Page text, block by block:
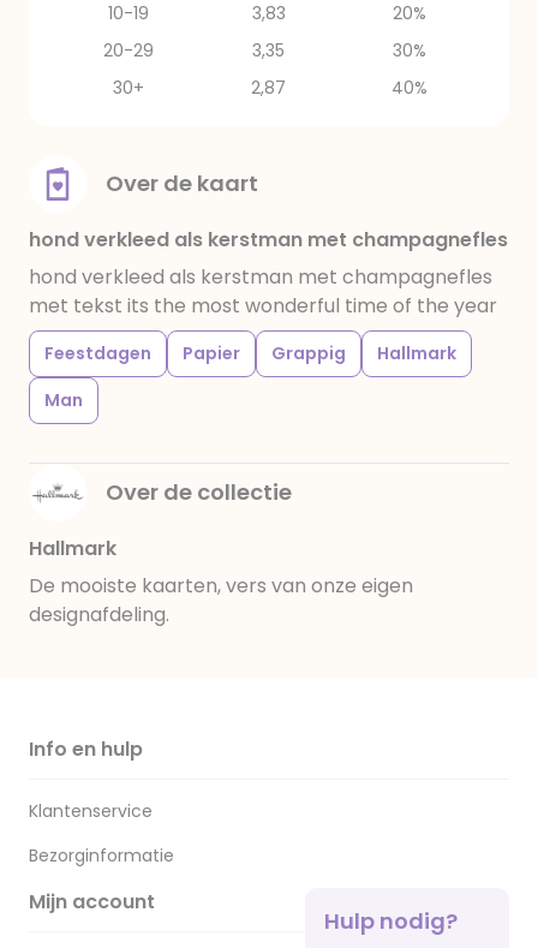
10-19
3,83
20%
20-29
3,35
30%
30+
2,87 40%
Over de kaart
hond verkleed als kerstman met champagnefles
hond verkleed als kerstman met champagnefles
met tekst its the most wonderful time of the year
Feestdagen Papier Grappig
Hallmark
Man
Over de collectie
Hallmark
De mooiste kaarten, vers van onze eigen
designafdeling.
Info en hulp
Klantenservice
Bezorginformatie
Mijn account
Hulp nodig?